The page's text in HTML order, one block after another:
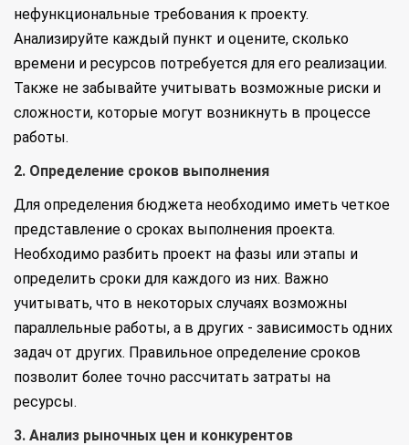
нефункциональные требования к проекту.
Анализируйте каждый пункт и оцените, сколько
времени и ресурсов потребуется для его реализации.
Также не забывайте учитывать возможные риски и
сложности, которые могут возникнуть в процессе
работы.
2. Определение сроков выполнения
Для определения бюджета необходимо иметь четкое
представление о сроках выполнения проекта.
Необходимо разбить проект на фазы или этапы и
определить сроки для каждого из них. Важно
учитывать, что в некоторых случаях возможны
параллельные работы, а в других - зависимость одних
задач от других. Правильное определение сроков
позволит более точно рассчитать затраты на
ресурсы.
3. Анализ рыночных цен и конкурентов